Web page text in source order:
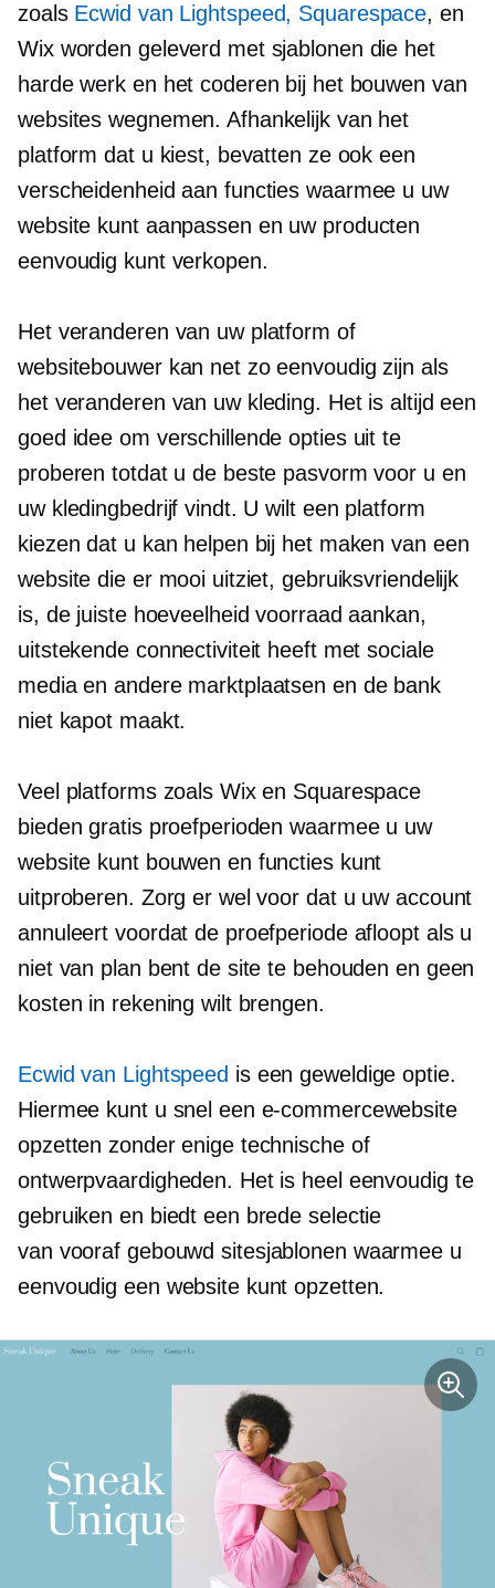
zoals Ecwid van Lightspeed, Squarespace, en
Wix worden geleverd met sjablonen die het
harde werk en het coderen bij het bouwen van
websites wegnemen. Afhankelijk van het
platform dat u kiest, bevatten ze ook een
verscheidenheid aan functies waarmee u uw
website kunt aanpassen en uw producten
eenvoudig kunt verkopen.
Het veranderen van uw platform of
websitebouwer kan net zo eenvoudig zijn als
het veranderen van uw kleding. Het is altijd een
goed idee om verschillende opties uit te
proberen totdat u de beste pasvorm voor u en
uw kledingbedrijf vindt. U wilt een platform
kiezen dat u kan helpen bij het maken van een
website die er mooi uitziet, gebruiksvriendelijk
is, de juiste hoeveelheid voorraad aankan,
uitstekende connectiviteit heeft met sociale
media en andere marktplaatsen en de bank
niet kapot maakt.
Veel platforms zoals Wix en Squarespace
bieden gratis proefperioden waarmee u uw
website kunt bouwen en functies kunt
uitproberen. Zorg er wel voor dat u uw account
annuleert voordat de proefperiode afloopt als u
niet van plan bent de site te behouden en geen
kosten in rekening wilt brengen.
Ecwid van Lightspeed is een geweldige optie.
Hiermee kunt u snel een e-commercewebsite
opzetten zonder enige technische of
ontwerpvaardigheden. Het is heel eenvoudig te
gebruiken en biedt een brede selectie
van vooraf gebouwd sitesjablonen waarmee u
eenvoudig een website kunt opzetten.